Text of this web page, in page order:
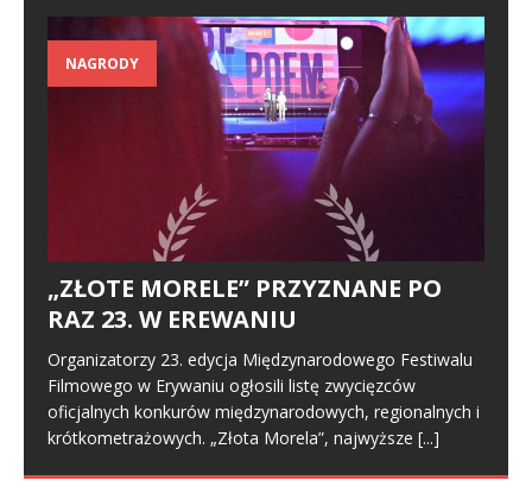
NAGRODY
„ZŁOTE MORELE” PRZYZNANE PO
RAZ 23. W EREWANIU
Organizatorzy 23. edycja Międzynarodowego Festiwalu
Filmowego w Erywaniu ogłosili listę zwycięzców
oficjalnych konkurów międzynarodowych, regionalnych i
krótkometrażowych. „Złota Morela”, najwyższe [...]